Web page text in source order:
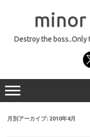
Destroy the boss..Only
月別アーカイブ: 2010年4月